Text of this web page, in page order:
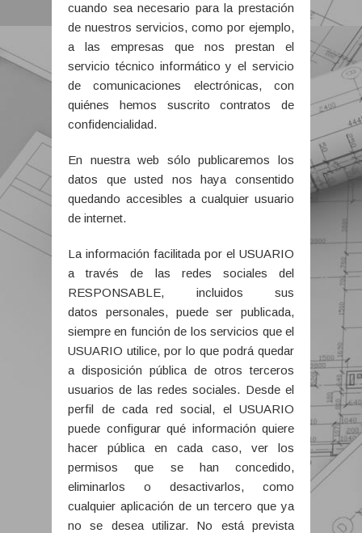
cuando sea necesario para la prestación
de nuestros servicios, como por ejemplo,
a las empresas que nos prestan el
servicio técnico informático y el servicio
de comunicaciones electrónicas, con
quiénes hemos suscrito contratos de
confidencialidad.
En nuestra web sólo publicaremos los
datos que usted nos haya consentido
quedando accesibles a cualquier usuario
de internet.
La información facilitada por el USUARIO
a través de las redes sociales del
RESPONSABLE, incluidos sus
datos personales, puede ser publicada,
siempre en función de los servicios que el
USUARIO utilice, por lo que podrá quedar
a disposición pública de otros terceros
usuarios de las redes sociales. Desde el
perfil de cada red social, el USUARIO
puede configurar qué información quiere
hacer pública en cada caso, ver los
permisos que se han concedido,
eliminarlos o desactivarlos, como
cualquier aplicación de un tercero que ya
no se desea utilizar. No está prevista